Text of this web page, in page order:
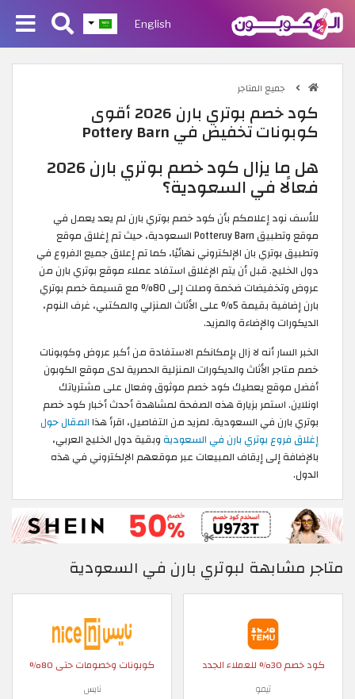
English
جميع المتاجر
كود خصم بوتري بارن 2026 أقوى
كوبونات تخفيض في Pottery Barn
هل ما يزال كود خصم بوتري بارن 2026
فعالًا في السعودية؟
للأسف نود إعلامكم بأن كود خصم بوتري بارن لم يعد يعمل في
موقع وتطبيق Potteruy Barn السعودية، حيث تم إغلاق موقع
وتطبيق بوتري بان الإلكتروني نهائيًا، كما تم إعلاق جميع الفروع في
دول الخليج. قبل أن يتم الإغلاق استفاد عملاء موقع بوتري بارن من
عروض وتخفيضات ضخمة وصلت إلى 80% مع قسيمة خصم بوتري
بارن إضافية بقيمة 5% على الأثاث المنزلي والمكتبي، غرف النوم،
الديكورات والإضاءة والمزيد.
الخبر السار أنه لا زال بإمكانكم الاستفادة من أكبر عروض وكوبونات
خصم متاجر الأثاث والديكورات المنزلية الحصرية لدى موقع الكوبون
أفضل موقع يعطيك كود خصم موثوق وفعال على مشترياتك
اونلاين. استمر بزيارة هذه الصفحة لمشاهدة أحدث أخبار كود خصم
بوتري بارن في السعودية. لمزيد من التفاصيل، اقرأ هذاالمقال حول
إغلاق فروع بوتري بارن في السعوديةوبقية دول الخليج العربي،
بالإضافة إلى إيقاف المبيعات عبر موقعهم الإلكتروني في هذه
الدول.
متاجر مشابهة لبوتري بارن في السعودية
كود خصم 30% للعملاء الجدد
تيمو
كوبونات وخصومات حتى 80%
نايس